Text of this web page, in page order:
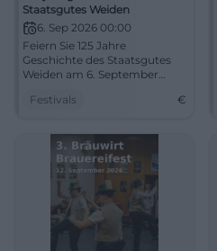
Staatsgutes Weiden
6. Sep 2026 00:00
Feiern Sie 125 Jahre
Geschichte des Staatsgutes
Weiden am 6. September
aufregendes Fest für die
Festivals €